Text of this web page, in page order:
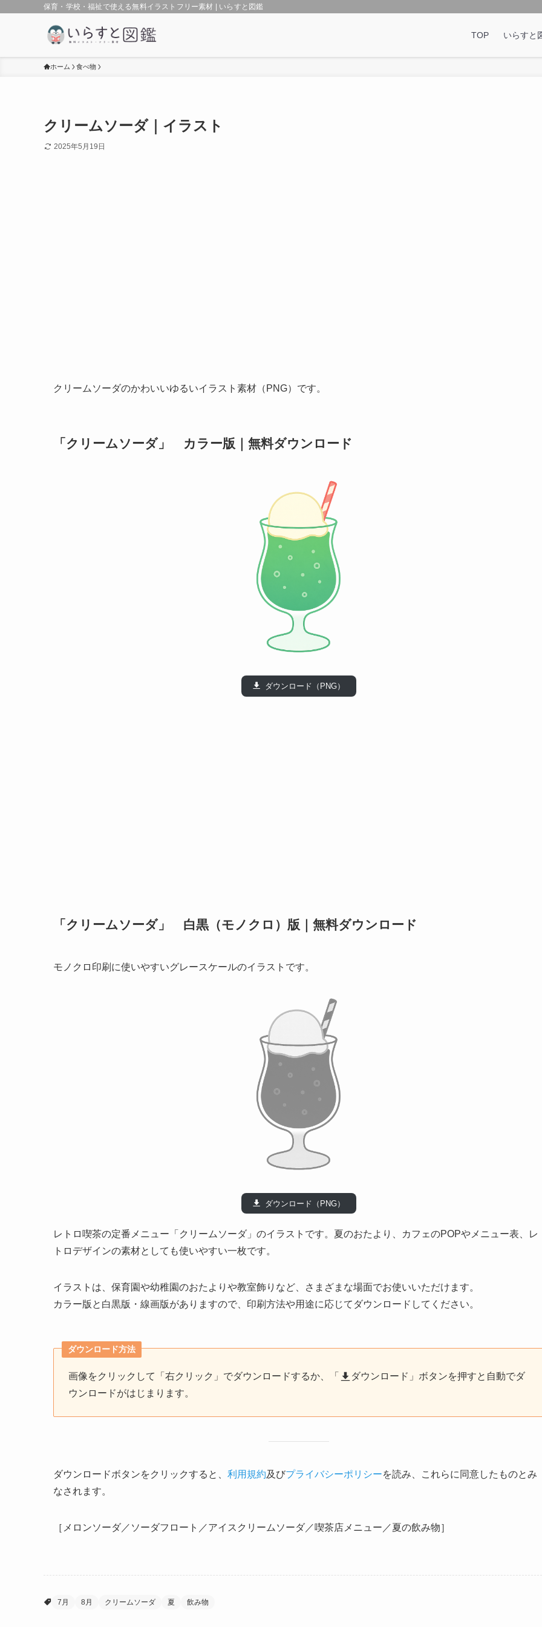
保育・学校・福祉で使える無料イラストフリー素材 | いらすと図鑑
TOP いらすと
ホーム 食べ物
クリームソーダ｜イラスト
2025年5月19日
クリームソーダのかわいいゆるいイラスト素材（PNG）です。
「クリームソーダ」 カラー版｜無料ダウンロード
ダウンロード（PNG）
「クリームソーダ」 白黒（モノクロ）版｜無料ダウンロード
モノクロ印刷に使いやすいグレースケールのイラストです。
ダウンロード（PNG）
レトロ喫茶の定番メニュー「クリームソーダ」のイラストです。夏のおたより、カフェのPOPやメニュー表、レ
トロデザインの素材としても使いやすい一枚です。
イラストは、保育園や幼稚園のおたよりや教室飾りなど、さまざまな場面でお使いいただけます。
カラー版と白黒版・線画版がありますので、印刷方法や用途に応じてダウンロードしてください。
ダウンロード方法
画像をクリックして「右クリック」でダウンロードするか、「
ダウンロード」ボタンを押すと自動でダ
ウンロードがはじまります。
ダウンロードボタンをクリックすると、 利用規約及びプライバシーポリシーを読み、これらに同意したものとみ
なされます。
［メロンソーダ／ソーダフロート／アイスクリームソーダ／喫茶店メニュー／夏の飲み物］
7月 8月 クリームソーダ 夏 飲み物